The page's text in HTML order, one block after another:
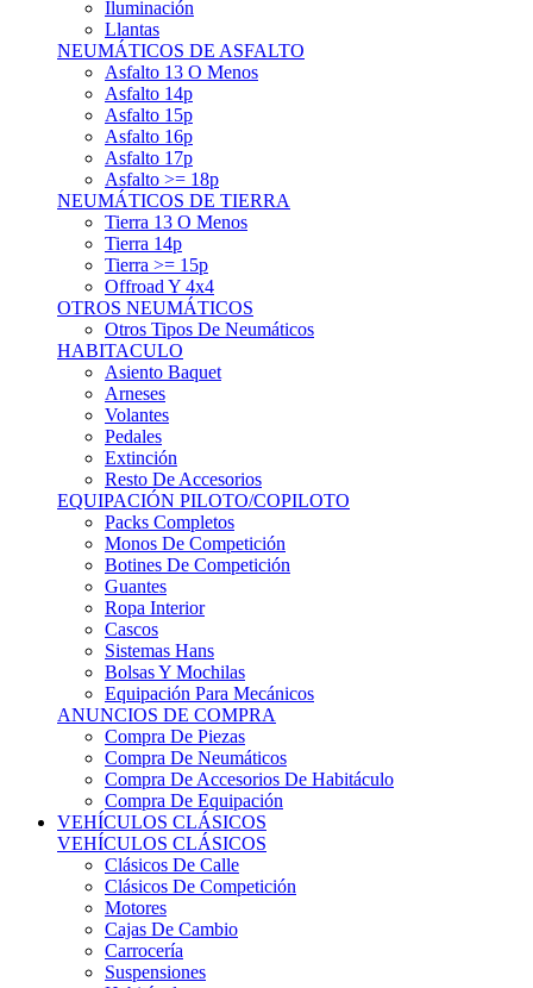
NEUMÁTICOS DE ASFALTO
Asfalto 13 O Menos
Asfalto 14p
Asfalto 15p
Asfalto 16p
Asfalto 17p
Asfalto >= 18p
NEUMÁTICOS DE TIERRA
Tierra 13 O Menos
Tierra 14p
Tierra >= 15p
Offroad Y 4x4
OTROS NEUMÁTICOS
Otros Tipos De Neumáticos
HABITACULO
Asiento Baquet
Arneses
Volantes
Pedales
Extinción
Resto De Accesorios
EQUIPACIÓN PILOTO/COPILOTO
Packs Completos
Monos De Competición
Botines De Competición
Guantes
Ropa Interior
Cascos
Sistemas Hans
Bolsas Y Mochilas
Equipación Para Mecánicos
ANUNCIOS DE COMPRA
Compra De Piezas
Compra De Neumáticos
Compra De Accesorios De Habitáculo
Compra De Equipación
VEHÍCULOS CLÁSICOS
VEHÍCULOS CLÁSICOS
Clásicos De Calle
Clásicos De Competición
Motores
Cajas De Cambio
Carrocería
Suspensiones
Habitáculo